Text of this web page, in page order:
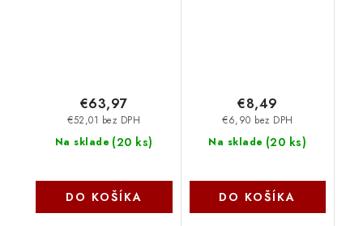
Na sklade (20 ks)
€52,01 bez DPH
€63,97
DO KOŠÍKA
Na sklade (20 ks)
€6,90 bez DPH
€8,49
DO KOŠÍKA